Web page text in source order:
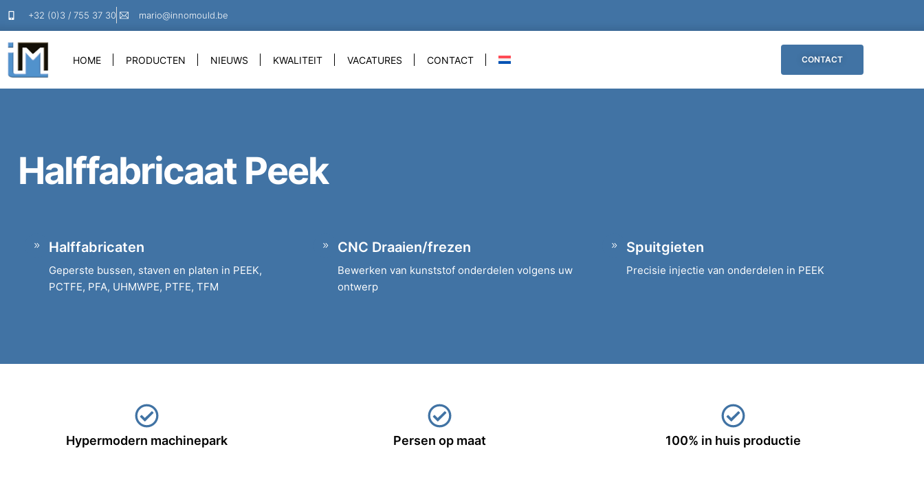
+32 (0)3 / 755 37 30 mario@innomould.be
HOME PRODUCTEN NIEUWS KWALITEIT VACATURES CONTACT CONTACT
Halffabricaat Peek
Halffabricaten
Geperste bussen, staven en platen in PEEK,
PCTFE, PFA, UHMWPE, PTFE, TFM
CNC Draaien/frezen
Bewerken van kunststof onderdelen volgens uw
ontwerp
Spuitgieten
Precisie injectie van onderdelen in PEEK
Hypermodern machinepark Persen op maat 100% in huis productie